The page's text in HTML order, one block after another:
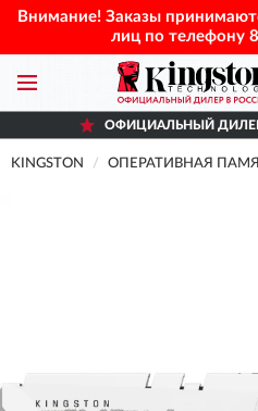
Внимание! Заказы
лиц по телефону
ОФИЦИАЛЬНЫЙ
KINGSTON ОПЕРАТИВНАЯ